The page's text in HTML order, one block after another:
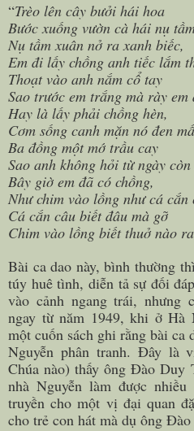
“Trèo lên cây bưởi hái hoa
Bước xuống vườn cà hái nụ
Nụ tầm xuân nở ra xanh biếc,
Em đi lấy chồng anh tiếc lắm
Thoạt vào anh nắm cổ tay
Sao trước em trắng mà rày em
Hay là lấy phải chồng hèn,
Cơm sống canh mặn nó đen
Ba đồng một mớ trầu cay
Sao anh không hỏi từ ngày
Bây giờ em đã có chồng,
Như chim vào lồng như cá cắn
Cá cắn câu biết đâu mà gỡ
Chim vào lồng biết thuở nào
Bài ca dao này, bình thường
túy huê tình, diễn tả sự đối
vào cảnh ngang trái, nhưng
ngay từ năm 1949, khi ở Hà
một cuốn sách ghi rằng bài ca
Nguyễn phân tranh. Đây là
Chúa nào) thấy ông Đào Duy
nhà Nguyễn làm được
truyền cho một vị đại quan
cho trẻ con hát mà dụ ông